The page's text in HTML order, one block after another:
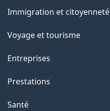
sujets
Immigration et citoyenneté
Voyage et tourisme
Entreprises
Prestations
Santé